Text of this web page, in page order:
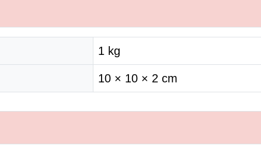
1 kg
10 × 10 × 2 cm